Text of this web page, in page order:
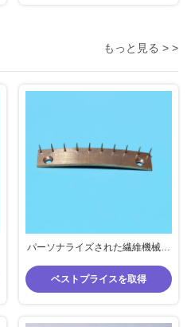
もっと見る > >
パーソナライズされた繊維機械部
ベストプライスを取得